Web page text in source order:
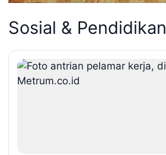
Sosial & Pendidikan